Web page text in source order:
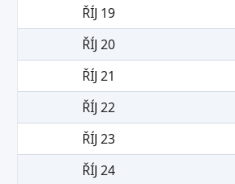
ŘÍJ 19
ŘÍJ 20
ŘÍJ 21
ŘÍJ 22
ŘÍJ 23
ŘÍJ 24